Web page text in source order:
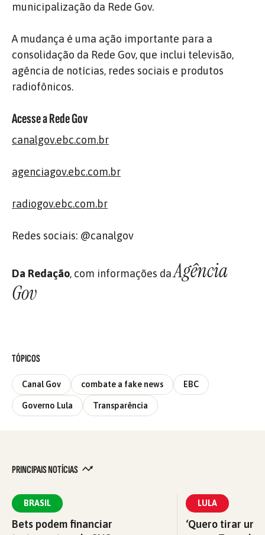
municipalização da Rede Gov.
A mudança é uma ação importante para a
consolidação da Rede Gov, que inclui televisão,
agência de notícias, redes sociais e produtos
radiofônicos.
Acesse a Rede Gov
canalgov.ebc.com.br
agenciagov.ebc.com.br
radiogov.ebc.com.br
Redes sociais: @canalgov
Da Redação, com informações daAgência
Gov
TÓPICOS
Canal Gov combate a fake news EBC
Governo Lula Transparência
PRINCIPAIS NOTÍCIAS
BRASIL
Bets podem financiar
LULA
‘Quero tirar